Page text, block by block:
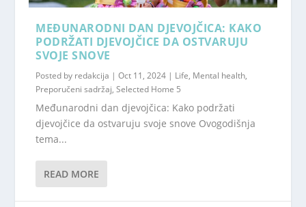
MEĐUNARODNI DAN DJEVOJČICA: KAKO
PODRŽATI DJEVOJČICE DA OSTVARUJU
SVOJE SNOVE
Posted by redakcija |Oct 11, 2024 | Life, Mental health,
Preporučeni sadržaj,Selected Home 5
Međunarodni dan djevojčica: Kako podržati
djevojčice da ostvaruju svoje snove Ovogodišnja
tema...
READ MORE